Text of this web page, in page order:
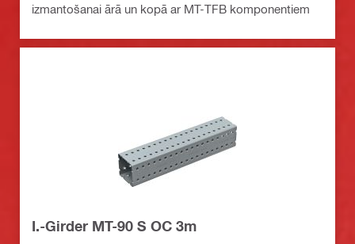
izmantošanai ārā un kopā ar MT-TFB komponentiem
I.-Girder MT-90 S OC 3m